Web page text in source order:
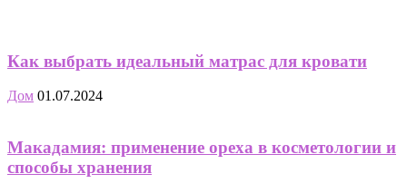
Как выбрать идеальный матрас для кровати
Дом 01.07.2024
Макадамия: применение ореха в косметологии и
способы хранения